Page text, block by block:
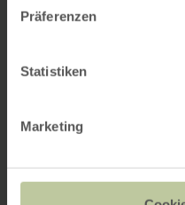
Präferenzen
Statistiken
Marketing